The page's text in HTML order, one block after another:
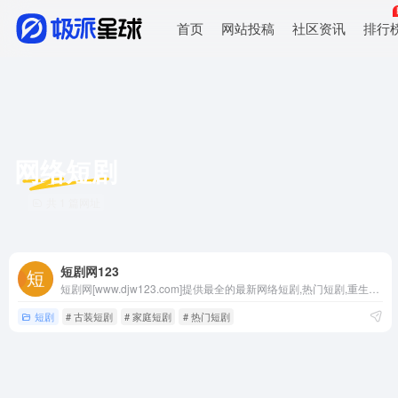
首页 网站投稿 社区资讯 排行
网络短剧
短剧网123
短剧 # 古装短剧 # 家庭短剧 # 热门短剧